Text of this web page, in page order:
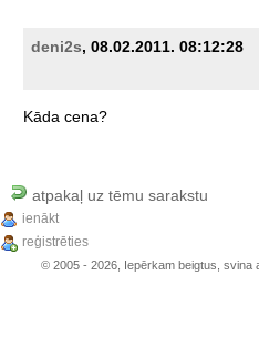
deni2s, 08.02.2011. 08:12:28
Kāda cena?
atpakaļ uz tēmu sarakstu
ienākt
reģistrēties
© 2005 - 2026, Iepērkam beigtus, svina